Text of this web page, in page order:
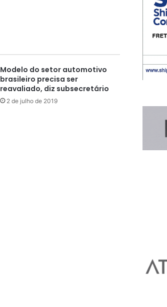
Modelo do setor automotivo
brasileiro precisa ser
reavaliado, diz subsecretário
2 de julho de 2019